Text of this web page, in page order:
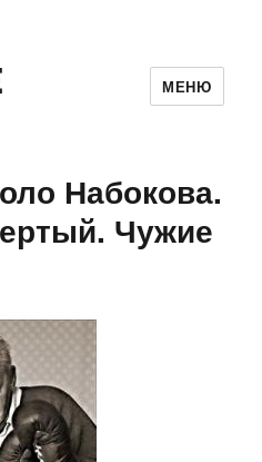
МЕНЮ
Набокова.
Чужие